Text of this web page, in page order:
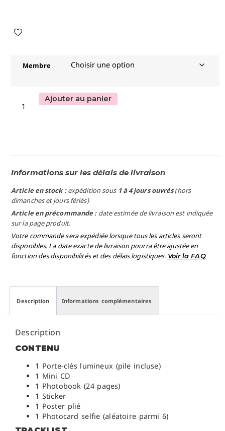
Membre
Ajouter au panier
Informations sur les délais de livraison
Article en stock :expédition sous 1 à 4 jours ouvrés(hors
dimanches et jours fériés)
Article en précommande : date estimée de livraison est indiquée
sur la page produit.
Votre commande sera expédiée lorsque tous les articles seront
disponibles. La date exacte de livraison pourra être ajustée en
fonction des disponibilités et des délais logistiques. Voir la FAQ
Description Informations complémentaires
Description
CONTENU
1 Porte-clés lumineux (pile incluse)
1 Mini CD
1 Photobook (24 pages)
1 Sticker
1 Poster plié
1 Photocard selfie (aléatoire parmi 6)